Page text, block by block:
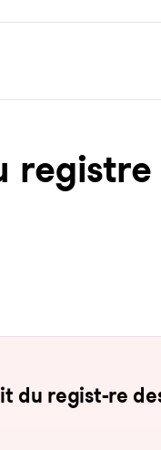
du re­gist-re